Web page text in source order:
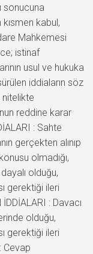
sonucuna
kısmen kabul,
Mahkemesi
istinaf
usul ve hukuka
iddiaların söz
nitelikte
reddine karar
: Sahte
gerçekten alınıp
olmadığı,
olduğu,
gerektiği ileri
: Davacı
olduğu,
gerektiği ileri
Cevap